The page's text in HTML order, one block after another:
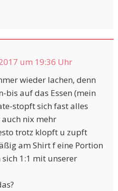
um 19:36 Uhr
wieder lachen, denn
bis auf das Essen (mein
stopft sich fast alles
nix mehr
trotz klopft u zupft
am Shirt f eine Portion
sich 1:1 mit unserer